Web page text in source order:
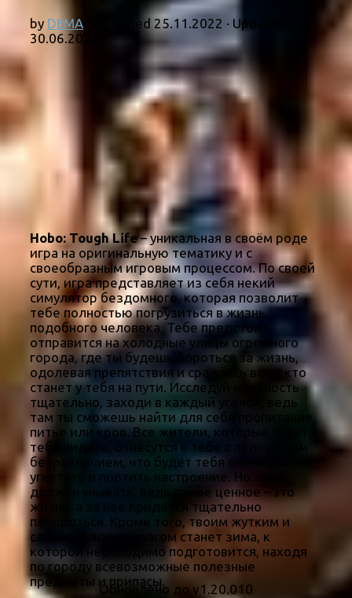
by DEMA · Published 25.11.2022 · Updated
30.06.2023
Hobo: Tough Life– уникальная в своём роде
игра на оригинальную тематику и с
своеобразным игровым процессом. По своей
сути, игра представляет из себя некий
симулятор бездомного, которая позволит
тебе полностью погрузиться в жизнь
подобного человека. Тебе предстоит
отправится на холодные улицы огромного
города, где ты будешь бороться за жизнь,
одолевая препятствия и сражаясь всех, кто
станет у тебя на пути. Исследуй местность
тщательно, заходи в каждый уголок, ведь
там ты сможешь найти для себя пропитание,
питье или кров. Все жители, которые будут
тебя видеть, отнесутся к тебе с полнейшим
безразличием, что будет тебя очень сильно
угнетать и портить настроение. Но ты не
должен унывать, ведь самое ценное – это
жизнь, а за нее придется тщательно
побороться. Кроме того, твоим жутким и
самым опасным врагом станет зима, к
которой необходимо подготовится, находя
по городу всевозможные полезные
предметы и припасы.
Обновлено до v1.20.010